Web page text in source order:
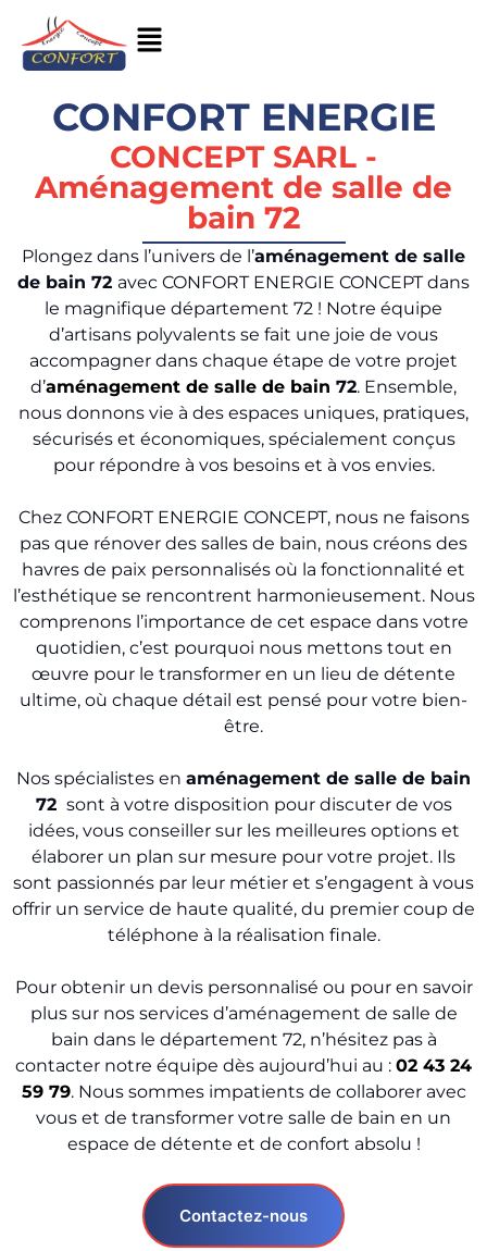
CONFORT ENERGIE
CONCEPT SARL -
Aménagement de salle de
bain 72
Plongez dans l’univers de l’aménagement de salle
de bain 72 avec CONFORT ENERGIE CONCEPT dans
le magnifique département 72 ! Notre équipe
d’artisans polyvalents se fait une joie de vous
accompagner dans chaque étape de votre projet
d’aménagement de salle de bain 72. Ensemble,
nous donnons vie à des espaces uniques, pratiques,
sécurisés et économiques, spécialement conçus
pour répondre à vos besoins et à vos envies.
Chez CONFORT ENERGIE CONCEPT, nous ne faisons
pas que rénover des salles de bain, nous créons des
havres de paix personnalisés où la fonctionnalité et
l’esthétique se rencontrent harmonieusement. Nous
comprenons l’importance de cet espace dans votre
quotidien, c’est pourquoi nous mettons tout en
œuvre pour le transformer en un lieu de détente
ultime, où chaque détail est pensé pour votre bien-
être.
Nos spécialistes en aménagement de salle de bain
72 sont à votre disposition pour discuter de vos
idées, vous conseiller sur les meilleures options et
élaborer un plan sur mesure pour votre projet. Ils
sont passionnés par leur métier et s’engagent à vous
offrir un service de haute qualité, du premier coup de
téléphone à la réalisation finale.
Pour obtenir un devis personnalisé ou pour en savoir
plus sur nos services d’aménagement de salle de
bain dans le département 72, n’hésitez pas à
contacter notre équipe dès aujourd’hui au : 02 43 24
59 79. Nous sommes impatients de collaborer avec
vous et de transformer votre salle de bain en un
espace de détente et de confort absolu !
Contactez-nous